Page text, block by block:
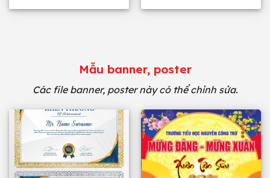
Mẫu banner, poster
Các file banner, poster này có thể chỉnh sửa.